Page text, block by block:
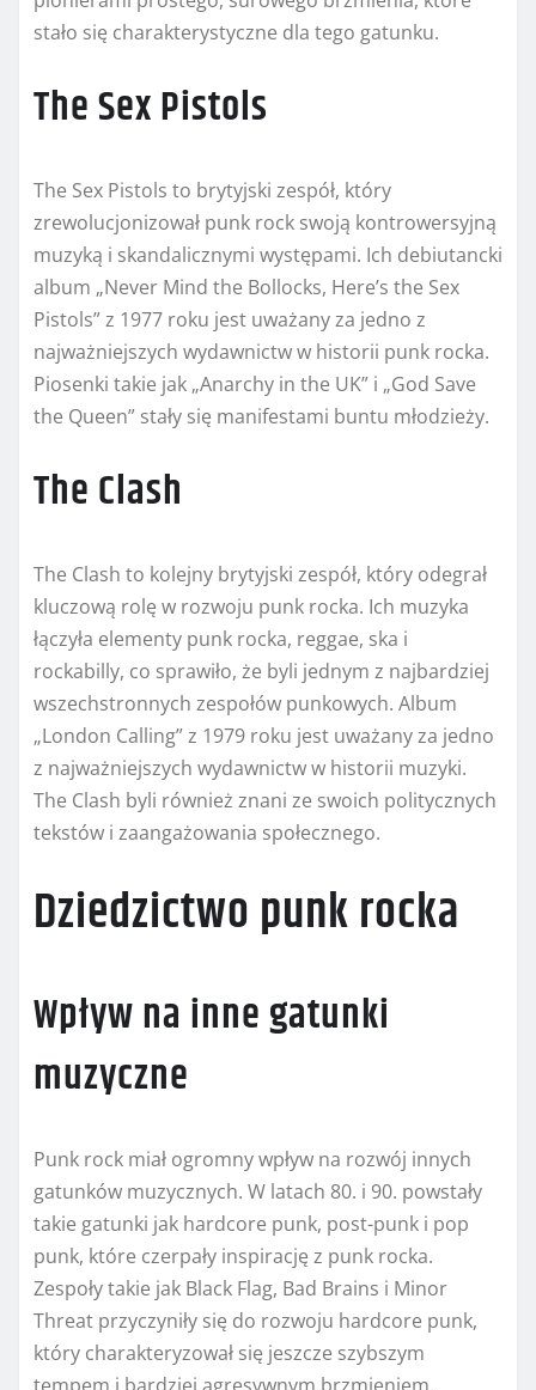
stało się charakterystyczne dla tego gatunku.
The Sex Pistols
The Sex Pistols to brytyjski zespół, który
zrewolucjonizował punk rock swoją kontrowersyjną
muzyką i skandalicznymi występami. Ich debiutancki
album „Never Mind the Bollocks, Here’s the Sex
Pistols” z 1977 roku jest uważany za jedno z
najważniejszych wydawnictw w historii punk rocka.
Piosenki takie jak „Anarchy in the UK” i „God Save
the Queen” stały się manifestami buntu młodzieży.
The Clash
The Clash to kolejny brytyjski zespół, który odegrał
kluczową rolę w rozwoju punk rocka. Ich muzyka
łączyła elementy punk rocka, reggae, ska i
rockabilly, co sprawiło, że byli jednym z najbardziej
wszechstronnych zespołów punkowych. Album
„London Calling” z 1979 roku jest uważany za jedno
z najważniejszych wydawnictw w historii muzyki.
The Clash byli również znani ze swoich politycznych
tekstów i zaangażowania społecznego.
Dziedzictwo punk rocka
Wpływ na inne gatunki
muzyczne
Punk rock miał ogromny wpływ na rozwój innych
gatunków muzycznych. W latach 80. i 90. powstały
takie gatunki jak hardcore punk, post-punk i pop
punk, które czerpały inspirację z punk rocka.
Zespoły takie jak Black Flag, Bad Brains i Minor
Threat przyczyniły się do rozwoju hardcore punk,
który charakteryzował się jeszcze szybszym